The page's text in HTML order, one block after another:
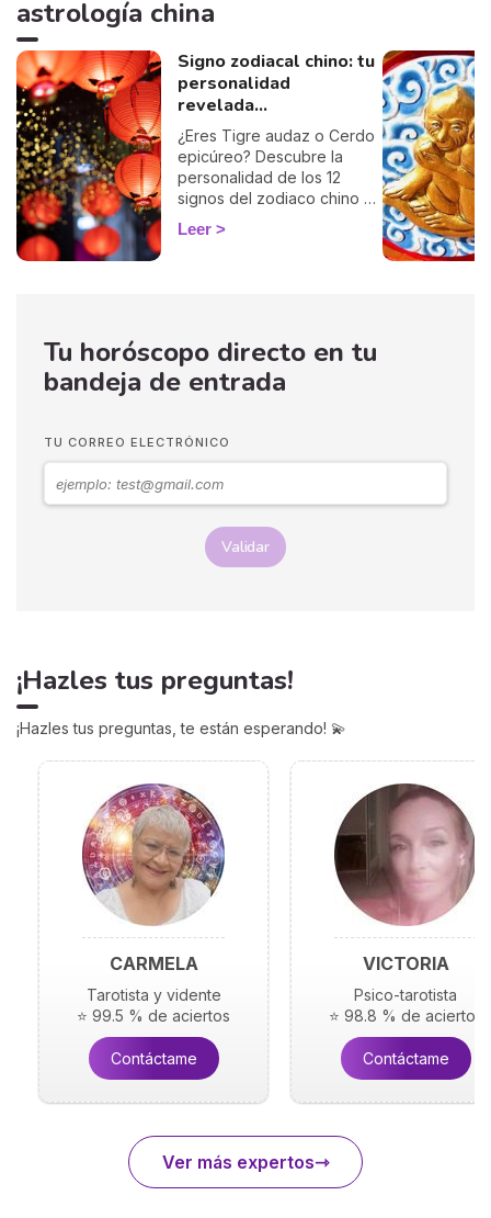
astrología china
Signo zodiacal chino: tu
personalidad
revelada...
¿Eres Tigre audaz o Cerdo
epicúreo? Descubre la
personalidad de los 12
signos del zodiaco chino y
aprende a conocerte mejor.
Leer
Tu horóscopo directo en tu
bandeja de entrada
TU CORREO ELECTRÓNICO
Validar
¡Hazles tus preguntas!
¡Hazles tus preguntas, te están esperando! 💫
CARMELA
Tarotista y vidente
⭐ 99.5 % de aciertos
Contáctame
VICTORIA
Psico-tarotista
⭐ 98.8 % de aciertos
Contáctame
Ver más expertos